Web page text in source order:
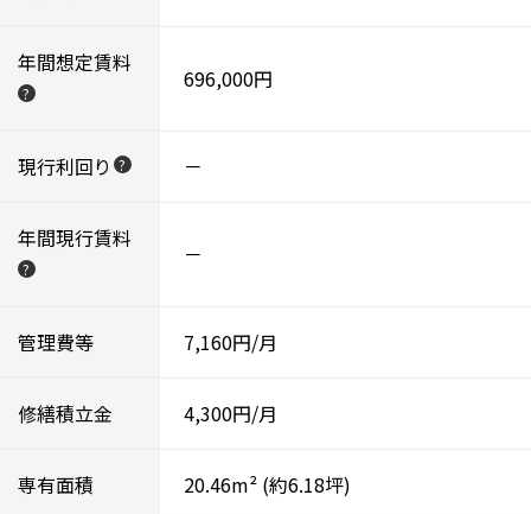
年間想定賃料
? 696,000円
現行利回り ? －
年間現行賃料
? －
管理費等 7,160円/月
修繕積立金 4,300円/月
専有面積 20.46m² (約6.18坪)